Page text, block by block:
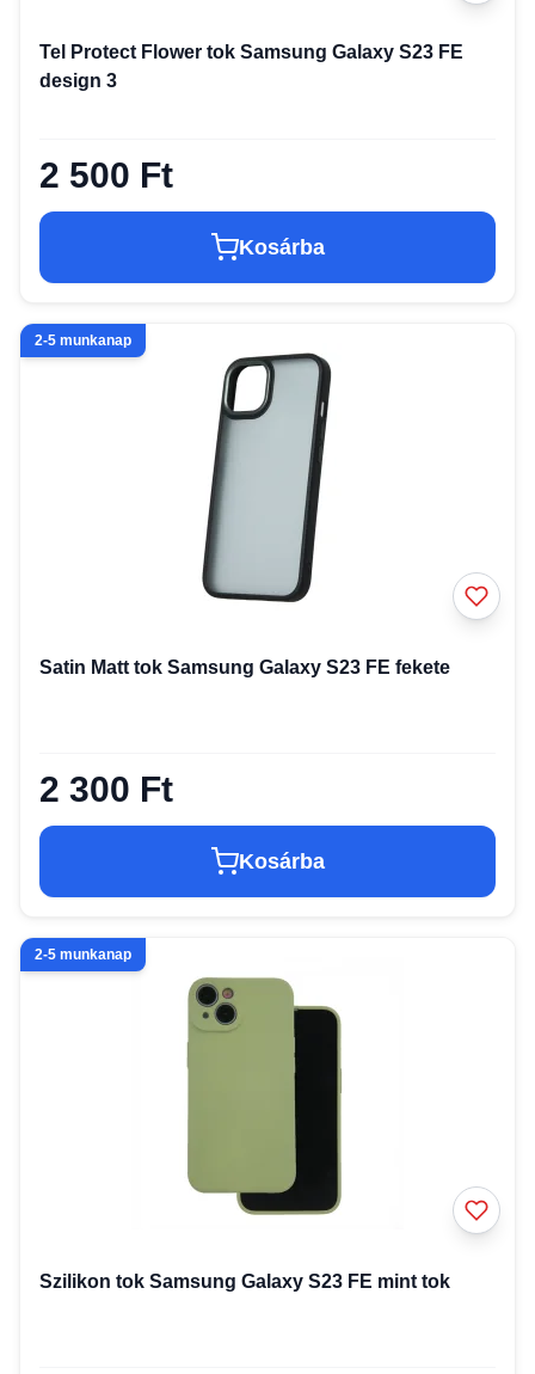
Tel Protect Flower tok Samsung Galaxy S23 FE
design 3
2 500 Ft
Kosárba
2-5 munkanap
Satin Matt tok Samsung Galaxy S23 FE fekete
2 300 Ft
Kosárba
2-5 munkanap
Szilikon tok Samsung Galaxy S23 FE mint tok